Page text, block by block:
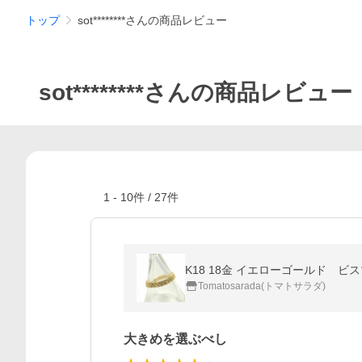
トップ sot********さんの商品レビュー
sot********さんの商品レビュー
1 - 10件 / 27件
K18 18金 イエローゴールド ビ
Tomatosarada(トマトサラダ)
大きめを選ぶべし